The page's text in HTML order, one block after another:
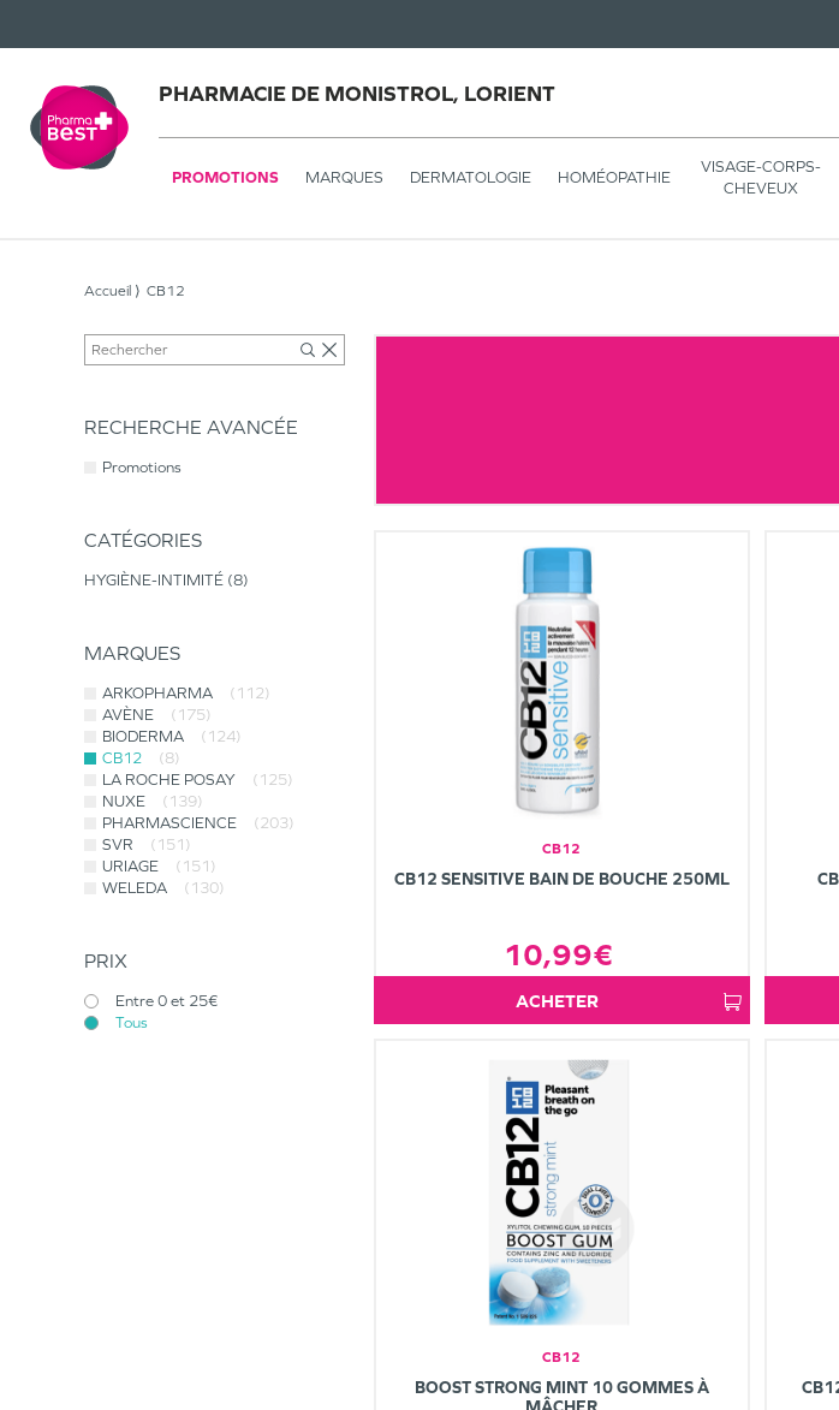
PHARMACIE DE MONISTROL, LORIENT
PROMOTIONS MARQUES DERMATOLOGIE HOMÉOPATHIE
VISAGE-CORPS-
CHEVEUX
Accueil CB12
RECHERCHE AVANCÉE
Promotions
CATÉGORIES
HYGIÈNE-INTIMITÉ 8
MARQUES
ARKOPHARMA
(112)
AVÈNE
(175)
BIODERMA
(124)
CB12
(8)
LA ROCHE POSAY
(125)
NUXE
(139)
PHARMASCIENCE
(203)
SVR
(151)
URIAGE
(151)
WELEDA
(130)
PRIX
Entre 0 et 25€
Tous
CB12
CB12 SENSITIVE BAIN DE BOUCHE 250ML
10,99€
ACHETER
CB12
BOOST STRONG MINT 10 GOMMES À
MÂCHER